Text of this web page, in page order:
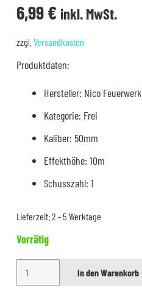
6,99€ inkl. MwSt.
zzgl. Versandkosten
Produktdaten:
Hersteller: Nico Feuerwerk
Kategorie: Frei
Kaliber: 50mm
Effekthöhe: 10m
Schusszahl: 1
Lieferzeit:2 - 5 Werktage
Vorrätig
Confetti
Shooter
In den Warenkorb
Alternative: